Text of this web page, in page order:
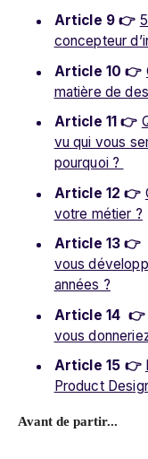
Article 9 👉
concepteur
Article 10 👉
matière de
Article 11 👉
vu qui vous
pourquoi ?
Article 12 👉
votre métier ?
Article 13 👉
vous
années ?
Article 14 👉
vous
Article 15 👉
Product
Avant de partir...